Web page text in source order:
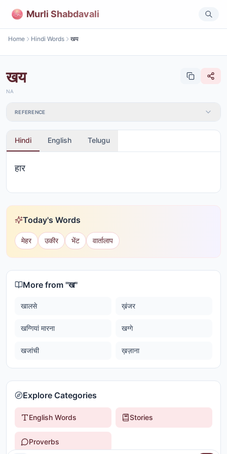
Murli Shabdavali
Home Hindi Words खय
खय
NA
REFERENCE
Hindi English Telugu
हार
Today's Words
मेहर उकीर भेंट वार्तालाप
More from "ख"
खालसे ख़ंजर
खग्गियां मारना खग्गे
खजांची ख़ज़ाना
Explore Categories
English Words Stories
Proverbs